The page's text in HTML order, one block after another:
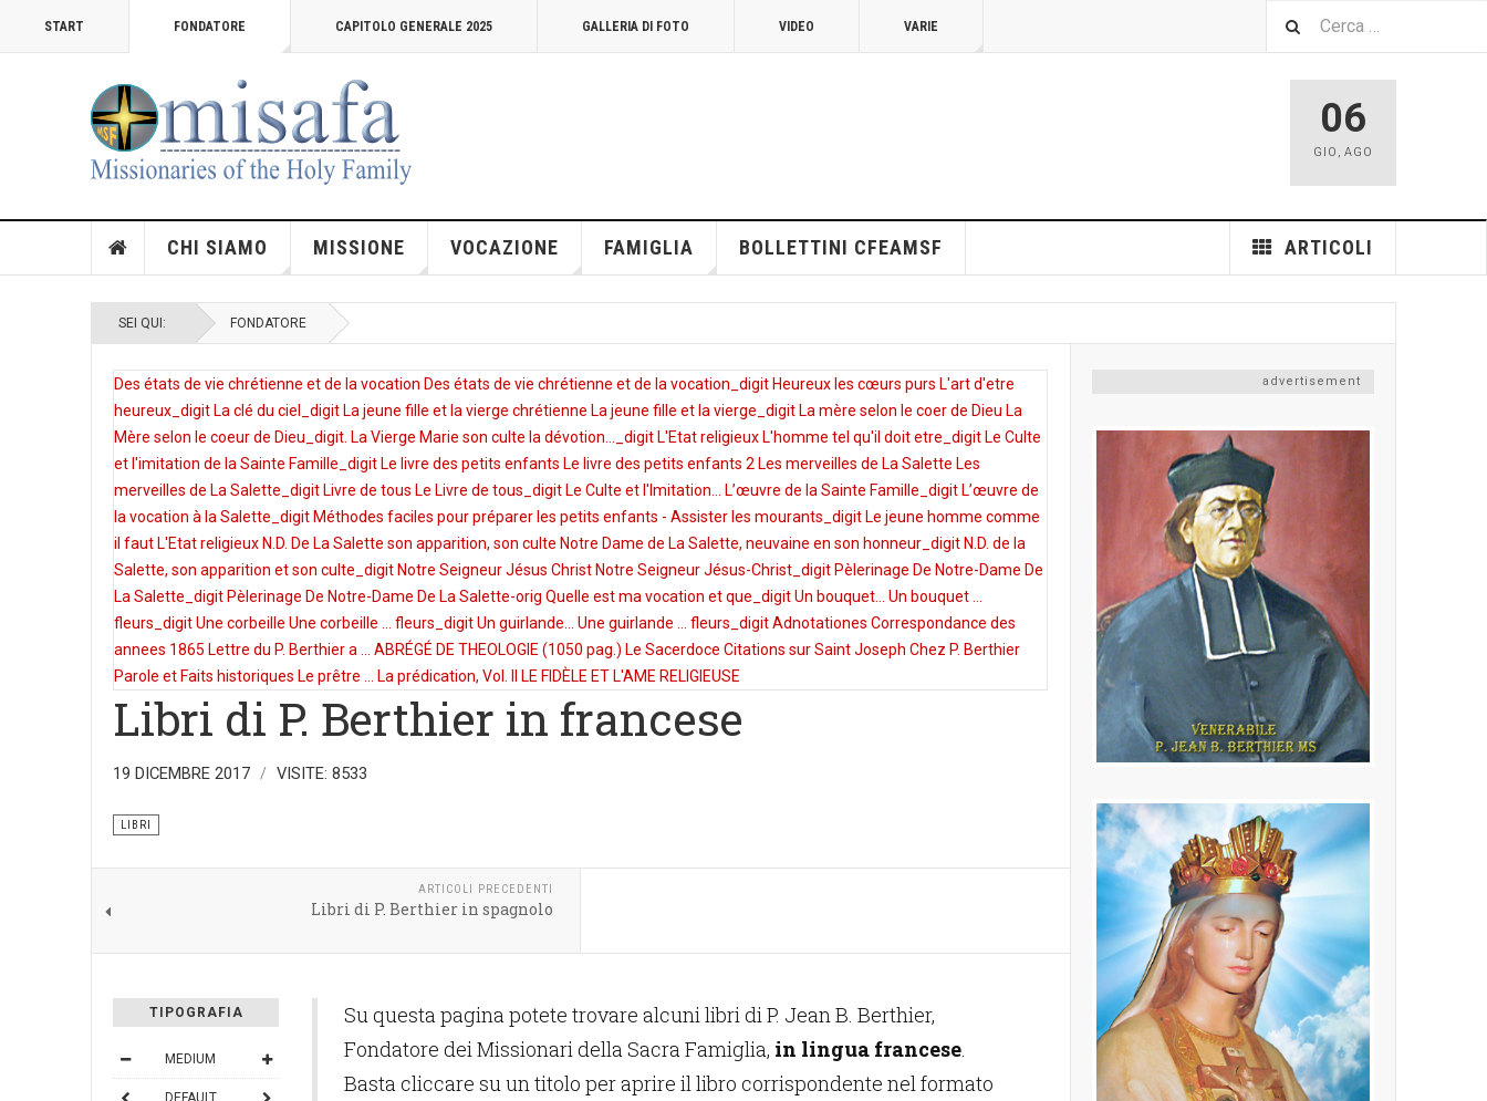
START FONDATORE CAPITOLO GENERALE 2025 GALLERIA DI FOTO VIDEO VARIE
06
GIO , AGO
CHI SIAMO MISSIONE VOCAZIONE FAMIGLIA ARTICOLI
BOLLETTINI CFEAMSF
SEI QUI: FONDATORE
Des états de vie chrétienne et de la vocation Des états de vie chrétienne et de la vocation_digit Heureux les cœurs purs L'art d'etre
heureux_digit La clé du ciel_digit La jeune fille et la vierge chrétienne La jeune fille et la vierge_digit La mère selon le coer de Dieu La
Mère selon le coeur de Dieu_digit. La Vierge Marie son culte la dévotion..._digit L'Etat religieux L'homme tel qu'il doit etre_digit Le Culte
et l'imitation de la Sainte Famille_digit Le livre des petits enfants Le livre des petits enfants 2 Les merveilles de La Salette Les
merveilles de La Salette_digit Livre de tous Le Livre de tous_digit Le Culte et l'Imitation... L’œuvre de la Sainte Famille_digit L’œuvre de
la vocation à la Salette_digit Méthodes faciles pour préparer les petits enfants - Assister les mourants_digit Le jeune homme comme
il faut L'Etat religieux N.D. De La Salette son apparition, son culte Notre Dame de La Salette, neuvaine en son honneur_digit N.D. de la
Salette, son apparition et son culte_digit Notre Seigneur Jésus Christ Notre Seigneur Jésus-Christ_digit Pèlerinage De Notre-Dame De
La Salette_digit Pèlerinage De Notre-Dame De La Salette-orig Quelle est ma vocation et que_digitUn bouquet... Un bouquet ...
fleurs_digitUne corbeille Une corbeille ... fleurs_digitUn guirlande... Une guirlande ... fleurs_digitAdnotationes Correspondance des
annees 1865 Lettre du P. Berthier a ... ABRÉGÉ DE THEOLOGIE (1050 pag.) Le Sacerdoce Citations sur Saint Joseph Chez P. Berthier
Parole et Faits historiques Le prêtre ... La prédication, Vol. II LE FIDÈLE ET L'AME RELIGIEUSE
Libri di P. Berthier in francese
19 DICEMBRE 2017 VISITE: 8533
LIBRI
ARTICOLI PRECEDENTI
Libri di P. Berthier in spagnolo
TIPOGRAFIA
MEDIUM
DEFAULT
Su questa pagina potete trovare alcuni libri di P. Jean B. Berthier,
Fondatore dei Missionari della Sacra Famiglia, in lingua francese.
Basta cliccare su un titolo per aprire il libro corrispondente nel formato
advertisement
P. Jean Baptiste
Berthier MS
(24.02.1846 - 16.10.1908) Fondatore
della Congregazione dei Missionari
della Sacra Famiglia
LEGGI PIÙ